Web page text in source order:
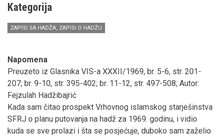
Kategorija
ZAPISI SA HADŽA, ZAPISI O HADŽU
Napomena
Preuzeto iz Glasnika VIS-a XXXII/1969, br. 5-6, str. 201-
207; br. 9-10, str. 395-402; br. 11-12, str. 497-508; Autor:
Fejzulah Hadžibajrić
Kada sam čitao prospekt Vrhovnog islamskog starješin­stva
SFRJ o planu putovanja na hadž za 1969. godinu, i vidio
kuda se sve prolazi i šta se posjećuje, duboko sam zaželio